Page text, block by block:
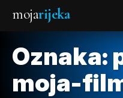
mojarijeka
Oznaka:
moja-